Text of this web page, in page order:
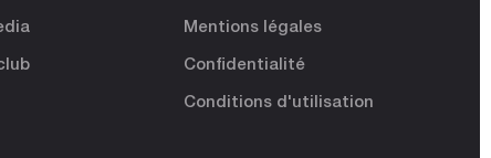
Mentions légales
Confidentialité
Conditions d'utilisation